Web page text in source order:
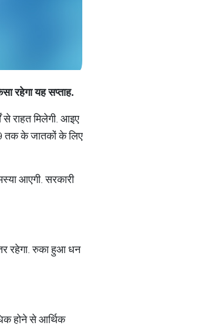
रहेगायहसप्ताह.
राहत मिलेगी. आइए
तक के जातकों के लिए
आएगी. सरकारी
रहेगा. रुका हुआ धन
होने से आर्थिक